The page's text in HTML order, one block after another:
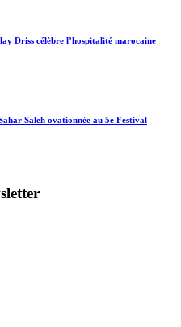
Driss célèbre l’hospitalité marocaine
Saleh ovationnée au 5e Festival